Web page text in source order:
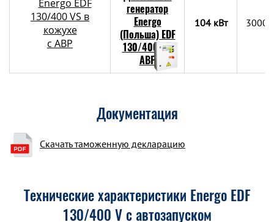
Energo EDF
130/400 VS в
кожухе
с АВР
104 кВт
Документация
Скачать таможенную декларацию
Технические характеристики Energo EDF
130/400 V с автозапуском